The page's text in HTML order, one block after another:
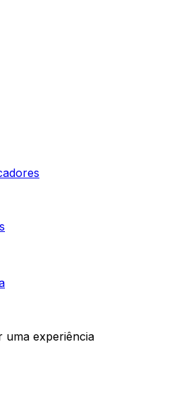
uma experiência